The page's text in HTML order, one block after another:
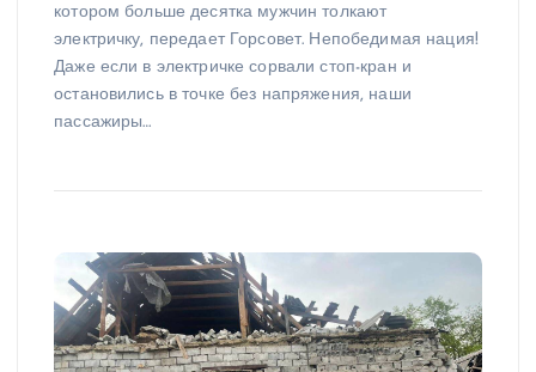
котором больше десятка мужчин толкают
электричку, передает Горсовет. Непобедимая нация!
Даже если в электричке сорвали стоп-кран и
остановились в точке без напряжения, наши
пассажиры…